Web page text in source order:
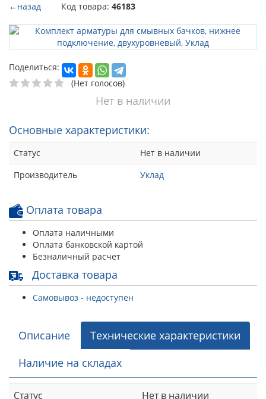
←назад Код товара: 46183
Поделиться:
(Нет голосов)
Нет в наличии
Основные характеристики:
Статус
Нет в наличии
Производитель
Уклад
Оплата товара
Оплата наличными
Оплата банковской картой
Безналичный расчет
Доставка товара
Самовывоз - недоступен
Описание
Технические характеристики
Наличие на складах
Статус
Нет в наличии